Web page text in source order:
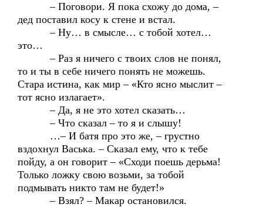
– Поговори. Я пока схожу до дома, –
дед поставил косу к стене и встал.
– Ну… в смысле… с тобой хотел…
это…
– Раз я ничего с твоих слов не понял,
то и ты в себе ничего понять не можешь.
Стара истина, как мир – «Кто ясно мыслит –
тот ясно излагает».
– Да, я не это хотел сказать…
– Что сказал – то я и слышу!
…– И батя про это же, – грустно
вздохнул Васька. – Сказал ему, что к тебе
пойду, а он говорит – «Сходи поешь дерьма!
Только ложку свою возьми, за тобой
подмывать никто там не будет!»
– Взял? – Макар остановился.